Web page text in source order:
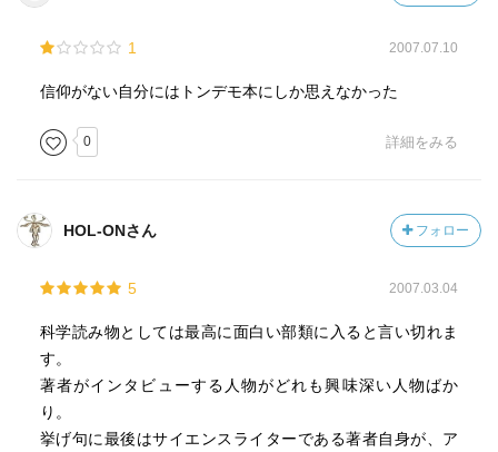
1 2007.07.10
信仰がない自分にはトンデモ本にしか思えなかった
0 詳細をみる
HOL-ONさん フォロー
5 2007.03.04
科学読み物としては最高に面白い部類に入ると言い切れま
す。
著者がインタビューする人物がどれも興味深い人物ばか
り。
挙げ句に最後はサイエンスライターである著者自身が、ア